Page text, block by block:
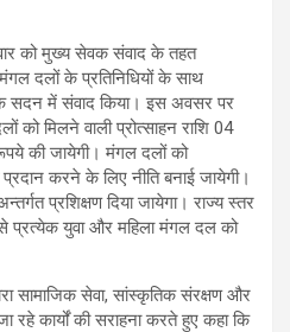
को मुख्य सेवक संवाद के तहत
दलों के प्रतिनिधियों के साथ
सदन में संवाद किया। इस अवसर पर
को मिलने वाली प्रोत्साहन राशि 04
की जायेगी। मंगल दलों को
करने के लिए नीति बनाई जायेगी।
प्रशिक्षण दिया जायेगा। राज्य स्तर
प्रत्येक युवा और महिला मंगल दल को
सामाजिक सेवा, सांस्कृतिक संरक्षण और
रहे कार्यों की सराहना करते हुए कहा कि